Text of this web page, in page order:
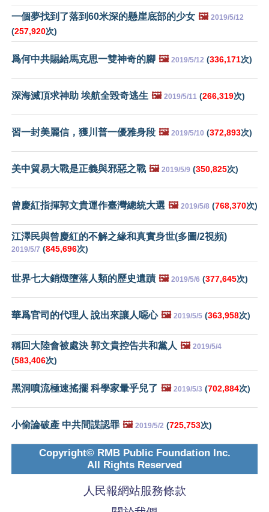
一個夢找到了落到60米深的懸崖底部的少女 🖼️ 2019/5/12
(257,920次)
爲何中共賜給馬克思一雙神奇的腳 🖼️ 2019/5/12 (336,171次)
深海滅頂求神助 埃航全毀奇逃生 🖼️ 2019/5/11 (266,319次)
習一封美麗信，獲川普一優雅身段 🖼️ 2019/5/10 (372,893次)
美中貿易大戰是正義與邪惡之戰 🖼️ 2019/5/9 (350,825次)
曾慶紅指揮郭文貴運作臺灣總統大選 🖼️ 2019/5/8 (768,370次)
江澤民與曾慶紅的不解之緣和真實身世(多圖/2視頻)
2019/5/7 (845,696次)
世界七大銷燬墮落人類的歷史遺蹟 🖼️ 2019/5/6 (377,645次)
華爲官司的代理人 說出來讓人噁心 🖼️ 2019/5/5 (363,958次)
稱回大陸會被處決 郭文貴控告共和黨人 🖼️ 2019/5/4
(583,406次)
黑洞噴流極速搖擺 科學家暈乎兒了 🖼️ 2019/5/3 (702,884次)
小偷論破產 中共間諜認罪 🖼️ 2019/5/2 (725,753次)
Copyright© RMB Public Foundation Inc.
All Rights Reserved
人民報網站服務條款